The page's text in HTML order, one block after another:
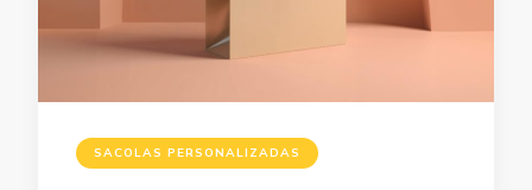
SACOLAS PERSONALIZADAS